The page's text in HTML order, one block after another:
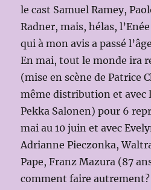
le cast Samuel Ramey,
Radner, mais, hélas,
qui à mon avis a passé
En mai, tout le monde ira
(mise en scène de Patrice
même distribution et avec
Pekka Salonen) pour 6
mai au 10 juin et avec
Adrianne Pieczonka,
Pape, Franz Mazura (87
comment faire autrement?